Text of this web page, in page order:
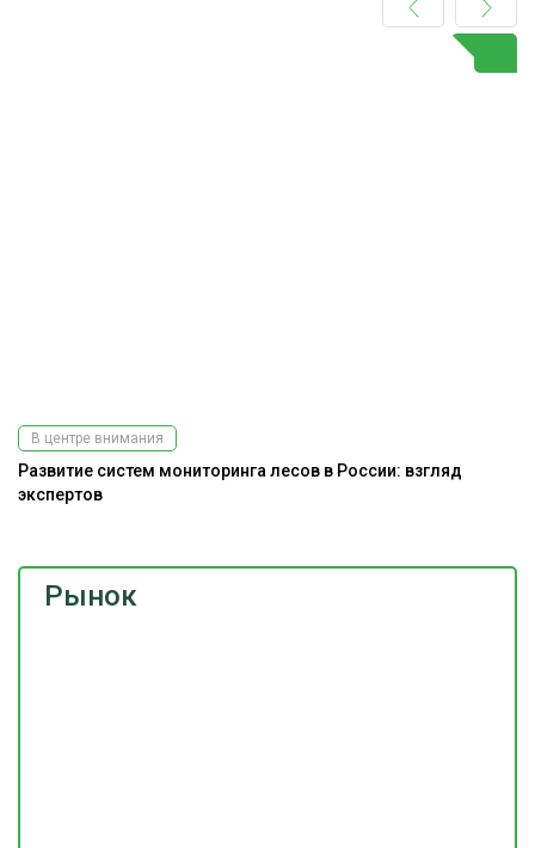
Рынок
В центре внимания
Развитие систем мониторинга лесов в России: взгляд
экспертов